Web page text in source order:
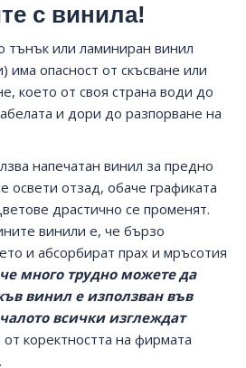
с винила!
тънък или ламиниран винил
има опасност от скъсване или
което от своя страна води до
и дори до разпорване на
напечатан винил за предно
освети отзад, обаче графиката
драстично се променят.
винили е, че бързо
и абсорбират прах и мръсотия
много трудно можете да
винил е използван във
всички изглеждат
от коректността на фирмата